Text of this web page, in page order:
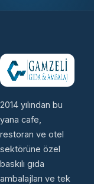
2014 yılından bu
yana cafe,
restoran ve otel
sektörüne özel
baskılı gıda
ambalajları ve tek